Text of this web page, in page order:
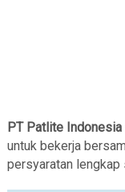
PT Patlite Indonesia
untuk bekerja
persyaratan lengkap